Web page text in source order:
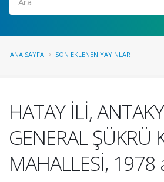
ANA SAYFA SON EKLENEN YAYINLAR
HATAY İLİ,
GENERAL ŞÜKRÜ
MAHALLESİ,